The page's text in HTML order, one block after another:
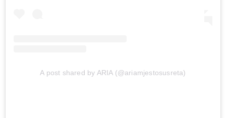
A post shared by ARIA (@ariamjestosusreta)